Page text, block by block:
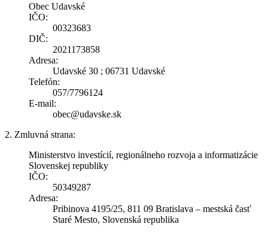
Obec Udavské
IČO:
00323683
DIČ:
2021173858
Adresa:
Udavské 30 ; 06731 Udavské
Telefón:
057/7796124
E-mail:
obec@udavske.sk
2. Zmluvná strana:
Ministerstvo investícií, regionálneho rozvoja a informatizácie
Slovenskej republiky
IČO:
50349287
Adresa:
Pribinova 4195/25, 811 09 Bratislava – mestská časť
Staré Mesto, Slovenská republika